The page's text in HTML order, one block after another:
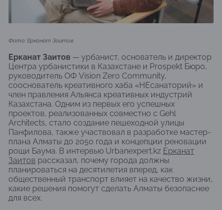
Фото: Ерканат Заитов
Ерканат Заитов — урбанист, основатель и директор
Центра урбанистики в Казахстане и Prospekt Бюро,
руководитель ОФ Vision Zero Community,
сооснователь креативного хаба «НЕсанаторий» и
член правления Альянса креативных индустрий
Казахстана. Одним из первых его успешных
проектов, реализованных совместно с Gehl
Architects, стало создание пешеходной улицы
Панфилова, также участвовал в разработке мастер-
плана Алматы до 2050 года и концепции реновации
рощи Баума. В интервью Urbanexpert.kz Ерканат
Заитов рассказал, почему города должны
планироваться на десятилетия вперед, как
общественный транспорт влияет на качество жизни,
какие решения помогут сделать Алматы безопаснее
для всех.